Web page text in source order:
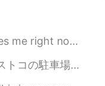
2021.04.28 13:33
I couldn't resist this tiny jump...
ん見えます。⭐️ 先週はお父さんの誕生日でお父さんと話せなかっ...